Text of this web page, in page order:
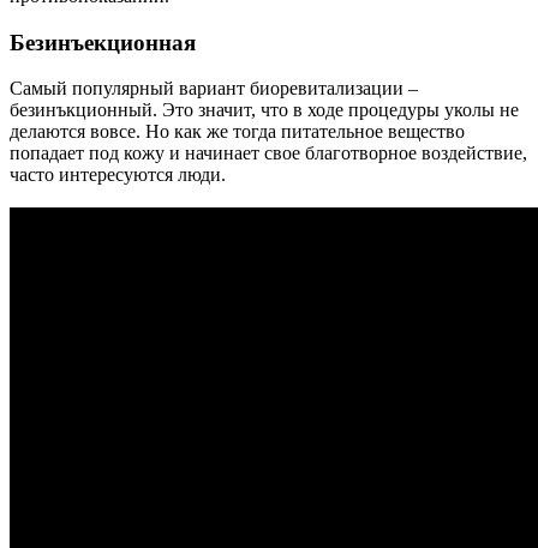
Безинъекционная
Самый популярный вариант биоревитализации –
безинъкционный. Это значит, что в ходе процедуры уколы не
делаются вовсе. Но как же тогда питательное вещество
попадает под кожу и начинает свое благотворное воздействие,
часто интересуются люди.